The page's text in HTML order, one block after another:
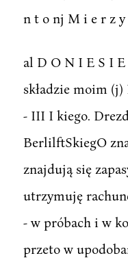
n t o nj M i e r z y
al D O N I E S I E
składzie moim
- III I kiego.
BerlilftSkiegO
znajdują się
utrzymuję
- w próbach i w
przeto w